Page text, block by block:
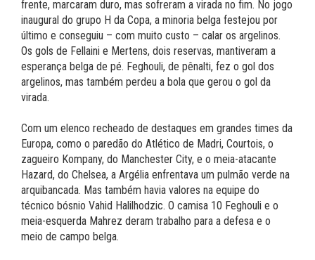
frente, marcaram duro, mas sofreram a virada no fim. No jogo
inaugural do grupo H da Copa, a minoria belga festejou por
último e conseguiu – com muito custo – calar os argelinos.
Os gols de Fellaini e Mertens, dois reservas, mantiveram a
esperança belga de pé. Feghouli, de pênalti, fez o gol dos
argelinos, mas também perdeu a bola que gerou o gol da
virada.
Com um elenco recheado de destaques em grandes times da
Europa, como o paredão do Atlético de Madri, Courtois, o
zagueiro Kompany, do Manchester City, e o meia-atacante
Hazard, do Chelsea, a Argélia enfrentava um pulmão verde na
arquibancada. Mas também havia valores na equipe do
técnico bósnio Vahid Halilhodzic. O camisa 10 Feghouli e o
meia-esquerda Mahrez deram trabalho para a defesa e o
meio de campo belga.